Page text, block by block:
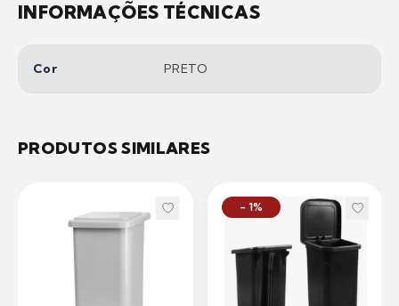
INFORMAÇÕES TÉCNICAS
Cor PRETO
PRODUTOS SIMILARES
- 1%